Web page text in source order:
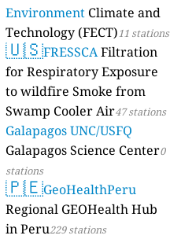
Environment Climate and
Technology (FECT)11 stations
🇺🇸FRESSCAFiltration
for Respiratory Exposure
to wildfire Smoke from
Swamp Cooler Air47 stations
Galapagos UNC/USFQ
Galapagos Science Center0
stations
🇵🇪GeoHealthPeru
Regional GEOHealth Hub
in Peru229 stations